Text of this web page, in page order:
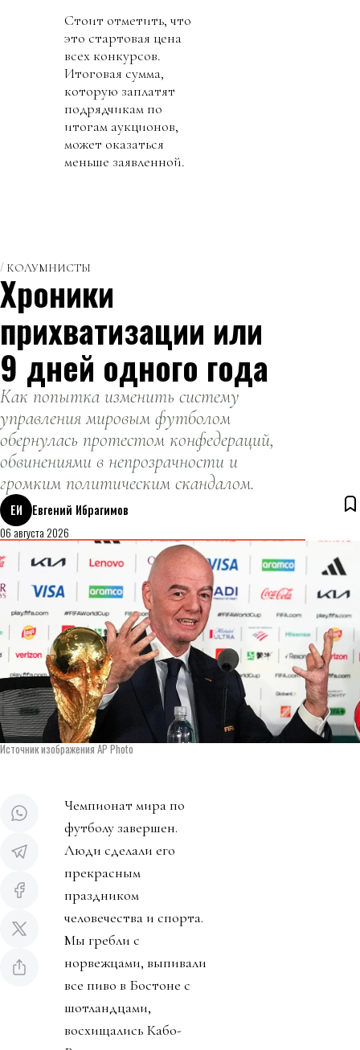
Стоит отметить, что
это стартовая цена
всех конкурсов.
Итоговая сумма,
которую заплатят
подрядчикам по
итогам аукционов,
может оказаться
меньше заявленной.
КОЛУМНИСТЫ
Хроники
прихватизации или
9 дней одного года
Как попытка изменить систему
управления мировым футболом
обернулась протестом конфедераций,
обвинениями в непрозрачности и
громким политическим скандалом.
ЕИ
Евгений Ибрагимов
06 августа 2026
Источник изображения AP Photo
Чемпионат мира по
футболу завершен.
Люди сделали его
прекрасным
праздником
человечества и спорта.
Мы гребли с
норвежцами, выпивали
все пиво в Бостоне с
шотландцами,
восхищались Кабо-